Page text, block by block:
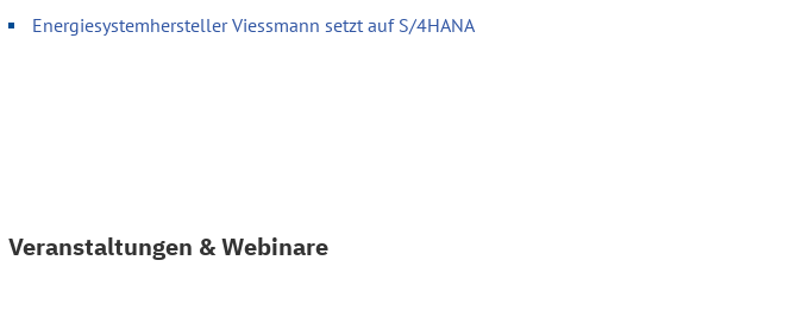
Energiesystemhersteller Viessmann setzt auf S/4HANA
Veranstaltungen & Webinare